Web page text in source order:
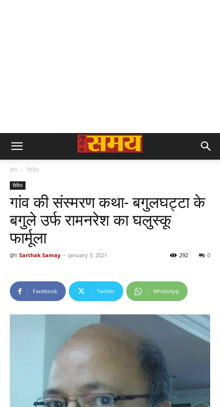
होम विविध
विविध
गांव की संस्मरण कथा- बगुलघट्टा के
बगुले उर्फ रामनरेश का घलुस्कू
फार्मूला
द्वारा Sarthak Samay - January 3, 2021 0
292
Facebook Twitter WhatsApp